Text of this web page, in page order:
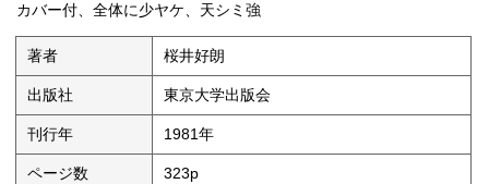
カバー付、全体に少ヤケ、天シミ強
著者 桜井好朗
出版社 東京大学出版会
刊行年 1981年
ページ数 323p